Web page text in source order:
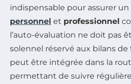
indispensable pour assurer un
personnel et professionnel
l’auto-évaluation ne doit pas
solennel réservé aux bilans de
peut être intégrée dans la
permettant de suivre